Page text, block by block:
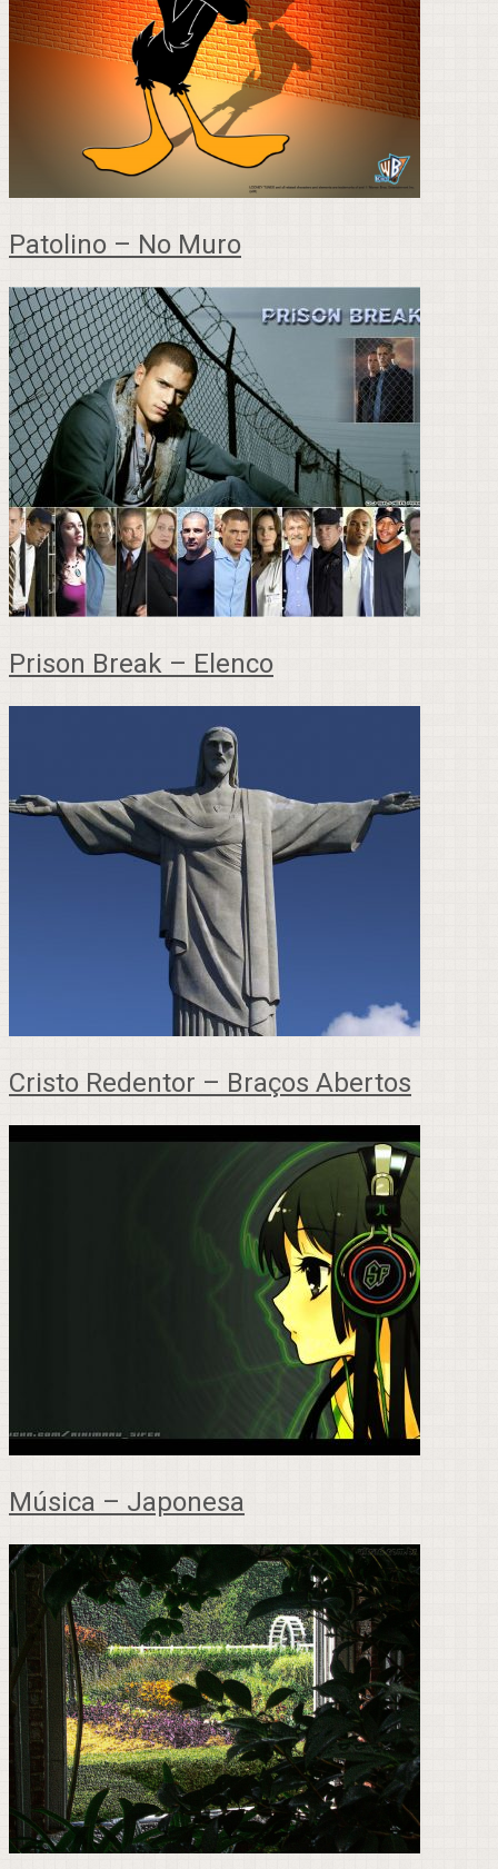
Patolino – No Muro
Prison Break – Elenco
Cristo Redentor – Braços Abertos
Música – Japonesa